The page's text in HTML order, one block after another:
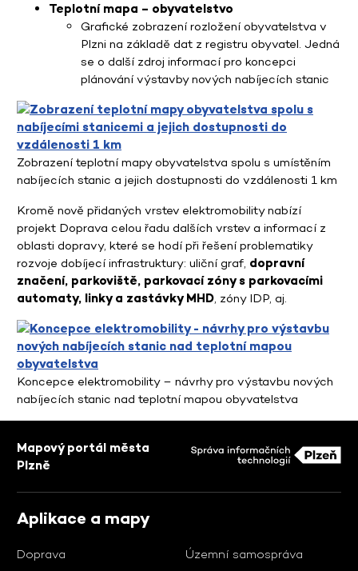
Teplotní mapa – obyvatelstvo
Grafické zobrazení rozložení obyvatelstva v
Plzni na základě dat z registru obyvatel. Jedná
se o další zdroj informací pro koncepci
plánování výstavby nových nabíjecích stanic
Zobrazení teplotní mapy obyvatelstva spolu s umístěním
nabíjecích stanic a jejich dostupnosti do vzdálenosti 1 km
Kromě nově přidaných vrstev elektromobility nabízí
projekt Doprava celou řadu dalších vrstev a informací z
oblasti dopravy, které se hodí při řešení problematiky
rozvoje dobíjecí infrastruktury: uliční graf, dopravní
značení, parkoviště, parkovací zóny s parkovacími
automaty, linky a zastávky MHD, zóny IDP, aj.
Koncepce elektromobility – návrhy pro výstavbu nových
nabíjecích stanic nad teplotní mapou obyvatelstva
Mapový portál města
Plzně
Aplikace a mapy
Doprava
Územní samospráva